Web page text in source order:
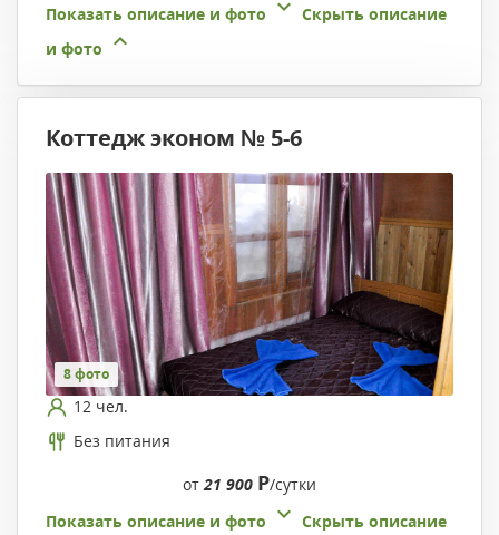
Показать описание и фото
Скрыть описание
и фото
Коттедж эконом № 5-6
8 фото
12 чел.
Без питания
от 21 900 Р/сутки
Показать описание и фото
Скрыть описание